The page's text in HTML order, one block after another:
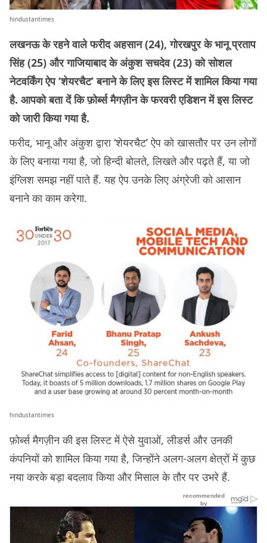
hindustantimes
लखनऊ के रहने वाले फरीद अहसान (24), गोरखपुर के भानू प्रताप
सिंह (25) और गाजियाबाद के अंकुश सचदेव (23) को सोशल
नेटवर्किंग ऐप ‘शेयरचैट’ बनाने के लिए इस लिस्ट में शामिल किया गया
है. आपको बता दें कि फ़ोर्ब्स मैगज़ीन के फरवरी एडिशन में इस लिस्ट
को जारी किया गया है.
फरीद, भानू और अंकुश द्वारा ‘शेयरचैट’ ऐप को खासतौर पर उन लोगों
के लिए बनाया गया है, जो हिन्दी बोलते, लिखते और पढ़ते हैं, या जो
इंग्लिश समझ नहीं पाते हैं. यह ऐप उनके लिए अंग्रेजी को आसान
बनाने का काम करेगा.
hindustantimes
फ़ोर्ब्स मैगज़ीन की इस लिस्ट में ऐसे युवाओं, लीडर्स और उनकी
कंपनियों को शामिल किया गया है, जिन्होंने अलग-अलग क्षेत्रों में कुछ
नया करके बड़ा बदलाव किया और मिसाल के तौर पर उभरे हैं.